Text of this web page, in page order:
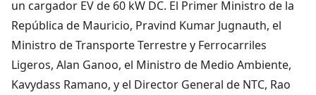
un cargador EV de 60 kW DC. El Primer Ministro de la
República de Mauricio, Pravind Kumar Jugnauth, el
Ministro de Transporte Terrestre y Ferrocarriles
Ligeros, Alan Ganoo, el Ministro de Medio Ambiente,
Kavydass Ramano, y el Director General de NTC, Rao